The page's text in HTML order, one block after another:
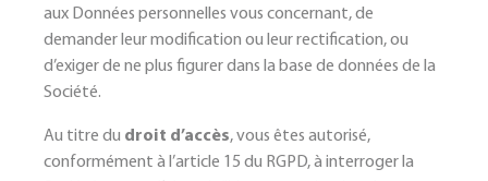
aux Données personnelles vous concernant, de
demander leur modification ou leur rectification, ou
d’exiger de ne plus figurer dans la base de données de la
Société.
Au titre du droit d’accès, vous êtes autorisé,
conformément à l’article 15 du RGPD, à interroger la